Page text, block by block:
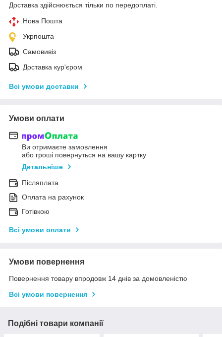
Доставка здійснюється тільки по передоплаті.
Нова Пошта
Укрпошта
Самовивіз
Доставка кур'єром
Всі умови доставки
Умови оплати
Ви отримаєте замовлення
або гроші повернуться на вашу картку
Детальніше
Післяплата
Оплата на рахунок
Готівкою
Всі умови оплати
Умови повернення
Повернення товару впродовж 14 днів за домовленістю
Всі умови повернення
Подібні товари компанії